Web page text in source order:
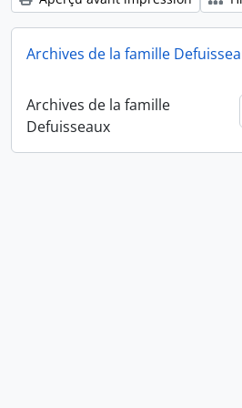
Archives de la famille
Archives de la famille
Defuisseaux